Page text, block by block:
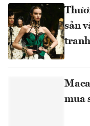
sản
tranh
mua